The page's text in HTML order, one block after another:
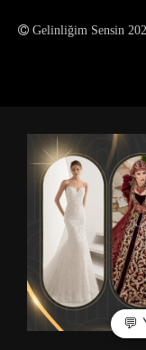
Gelinliğim Sensin
💬